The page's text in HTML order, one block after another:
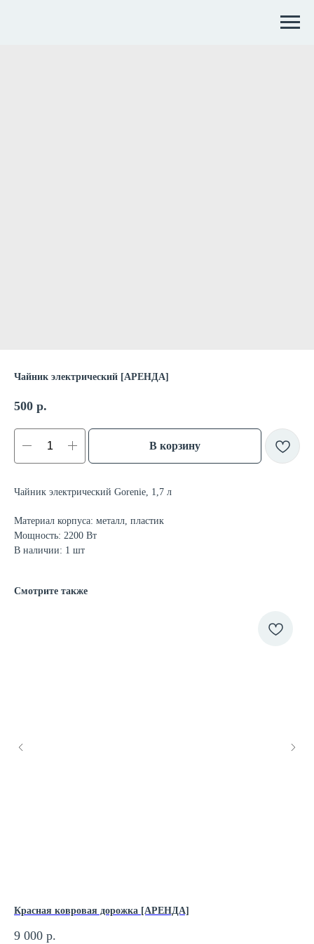
Чайник электрический [АРЕНДА]
500 р.
В корзину
Чайник электрический Gorenie, 1,7 л
Материал корпуса: металл, пластик
Мощность: 2200 Вт
В наличии: 1 шт
Смотрите также
Красная ковровая дорожка [АРЕНДА]
9 000 р.